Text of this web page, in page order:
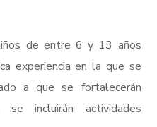
de entre 6 y 13 años
experiencia en la que se
a que se fortalecerán
se incluirán actividades